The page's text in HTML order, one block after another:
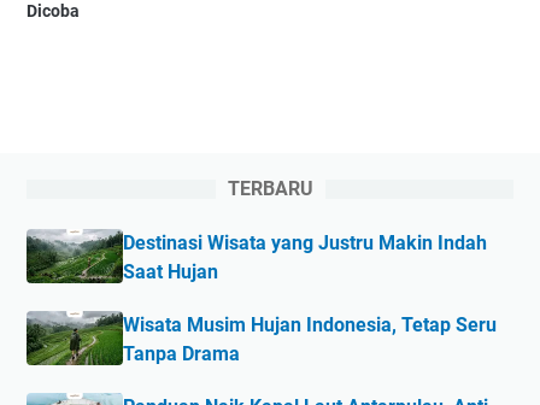
Dicoba
TERBARU
Destinasi Wisata yang Justru Makin Indah
Saat Hujan
Wisata Musim Hujan Indonesia, Tetap Seru
Tanpa Drama